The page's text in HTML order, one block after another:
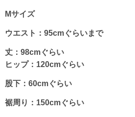
Mサイズ
ウエスト：95cmぐらいまで
丈：98cmぐらい
ヒップ：120cmぐらい
股下：60cmぐらい
裾周り：150cmぐらい